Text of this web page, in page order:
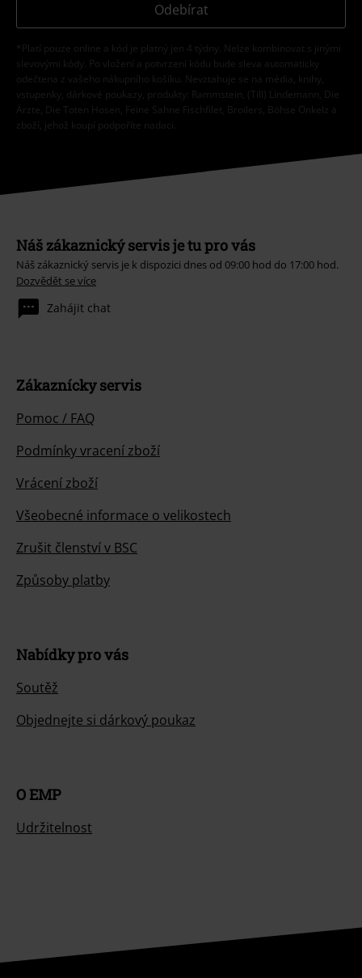
Odebírat
*Platí pouze online a kód je platný jen 4 týdny. Nelze kombinovat s jinými
slevovými kódy. Po vložení a potvrzení kódu bude sleva automaticky
odečtena z vašeho nákupního košíku. Nevztahuje se na média, knihy,
vstupenky, dárkové poukazy, produkty: Rammstein, (Till) Lindemann, Die
Ärzte, Die Toten Hosen, Feine Sahne Fischfilet, Broilers, Böhse Onkelz a
zboží, jehož koupí podpoříte nadaci.
Náš zákaznický servis je tu pro vás
Náš zákaznický servis je k dispozici dnes od 09:00 hod do 17:00 hod.
Dozvědět se více
Zahájit chat
Zákaznícky servis
Pomoc / FAQ
Podmínky vracení zboží
Vrácení zboží
Všeobecné informace o velikostech
Zrušit členství v BSC
Způsoby platby
Nabídky pro vás
Soutěž
Objednejte si dárkový poukaz
O EMP
Udržitelnost